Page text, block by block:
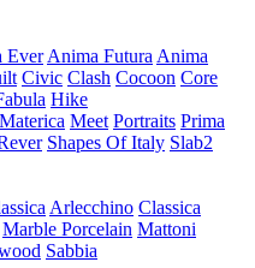
Ever Anima Futura Anima
Civic Clash Cocoon Core
Hike
Materica Meet Portraits Prima
Shapes Of Italy Slab2
Arlecchino Classica
Marble Porcelain Mattoni
Sabbia